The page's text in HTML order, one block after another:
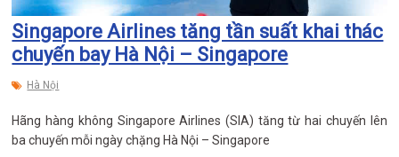
Singapore Airlines tăng tần suất khai thác
chuyến bay Hà Nội – Singapore
Hà Nội
Hãng hàng không Singapore Airlines (SIA) tăng từ hai chuyến lên
ba chuyến mỗi ngày chặng Hà Nội – Singapore